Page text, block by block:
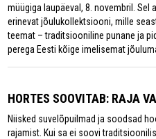
müügiga laupäeval, 8. novembril. Sel
erinevat jõulukollektsiooni, mille
teemat – traditsiooniline punane ja
perega Eesti kõige imelisemat
HORTES SOOVITAB: RAJA
Niisked suvelõpuilmad ja soodsad
rajamist. Kui sa ei soovi